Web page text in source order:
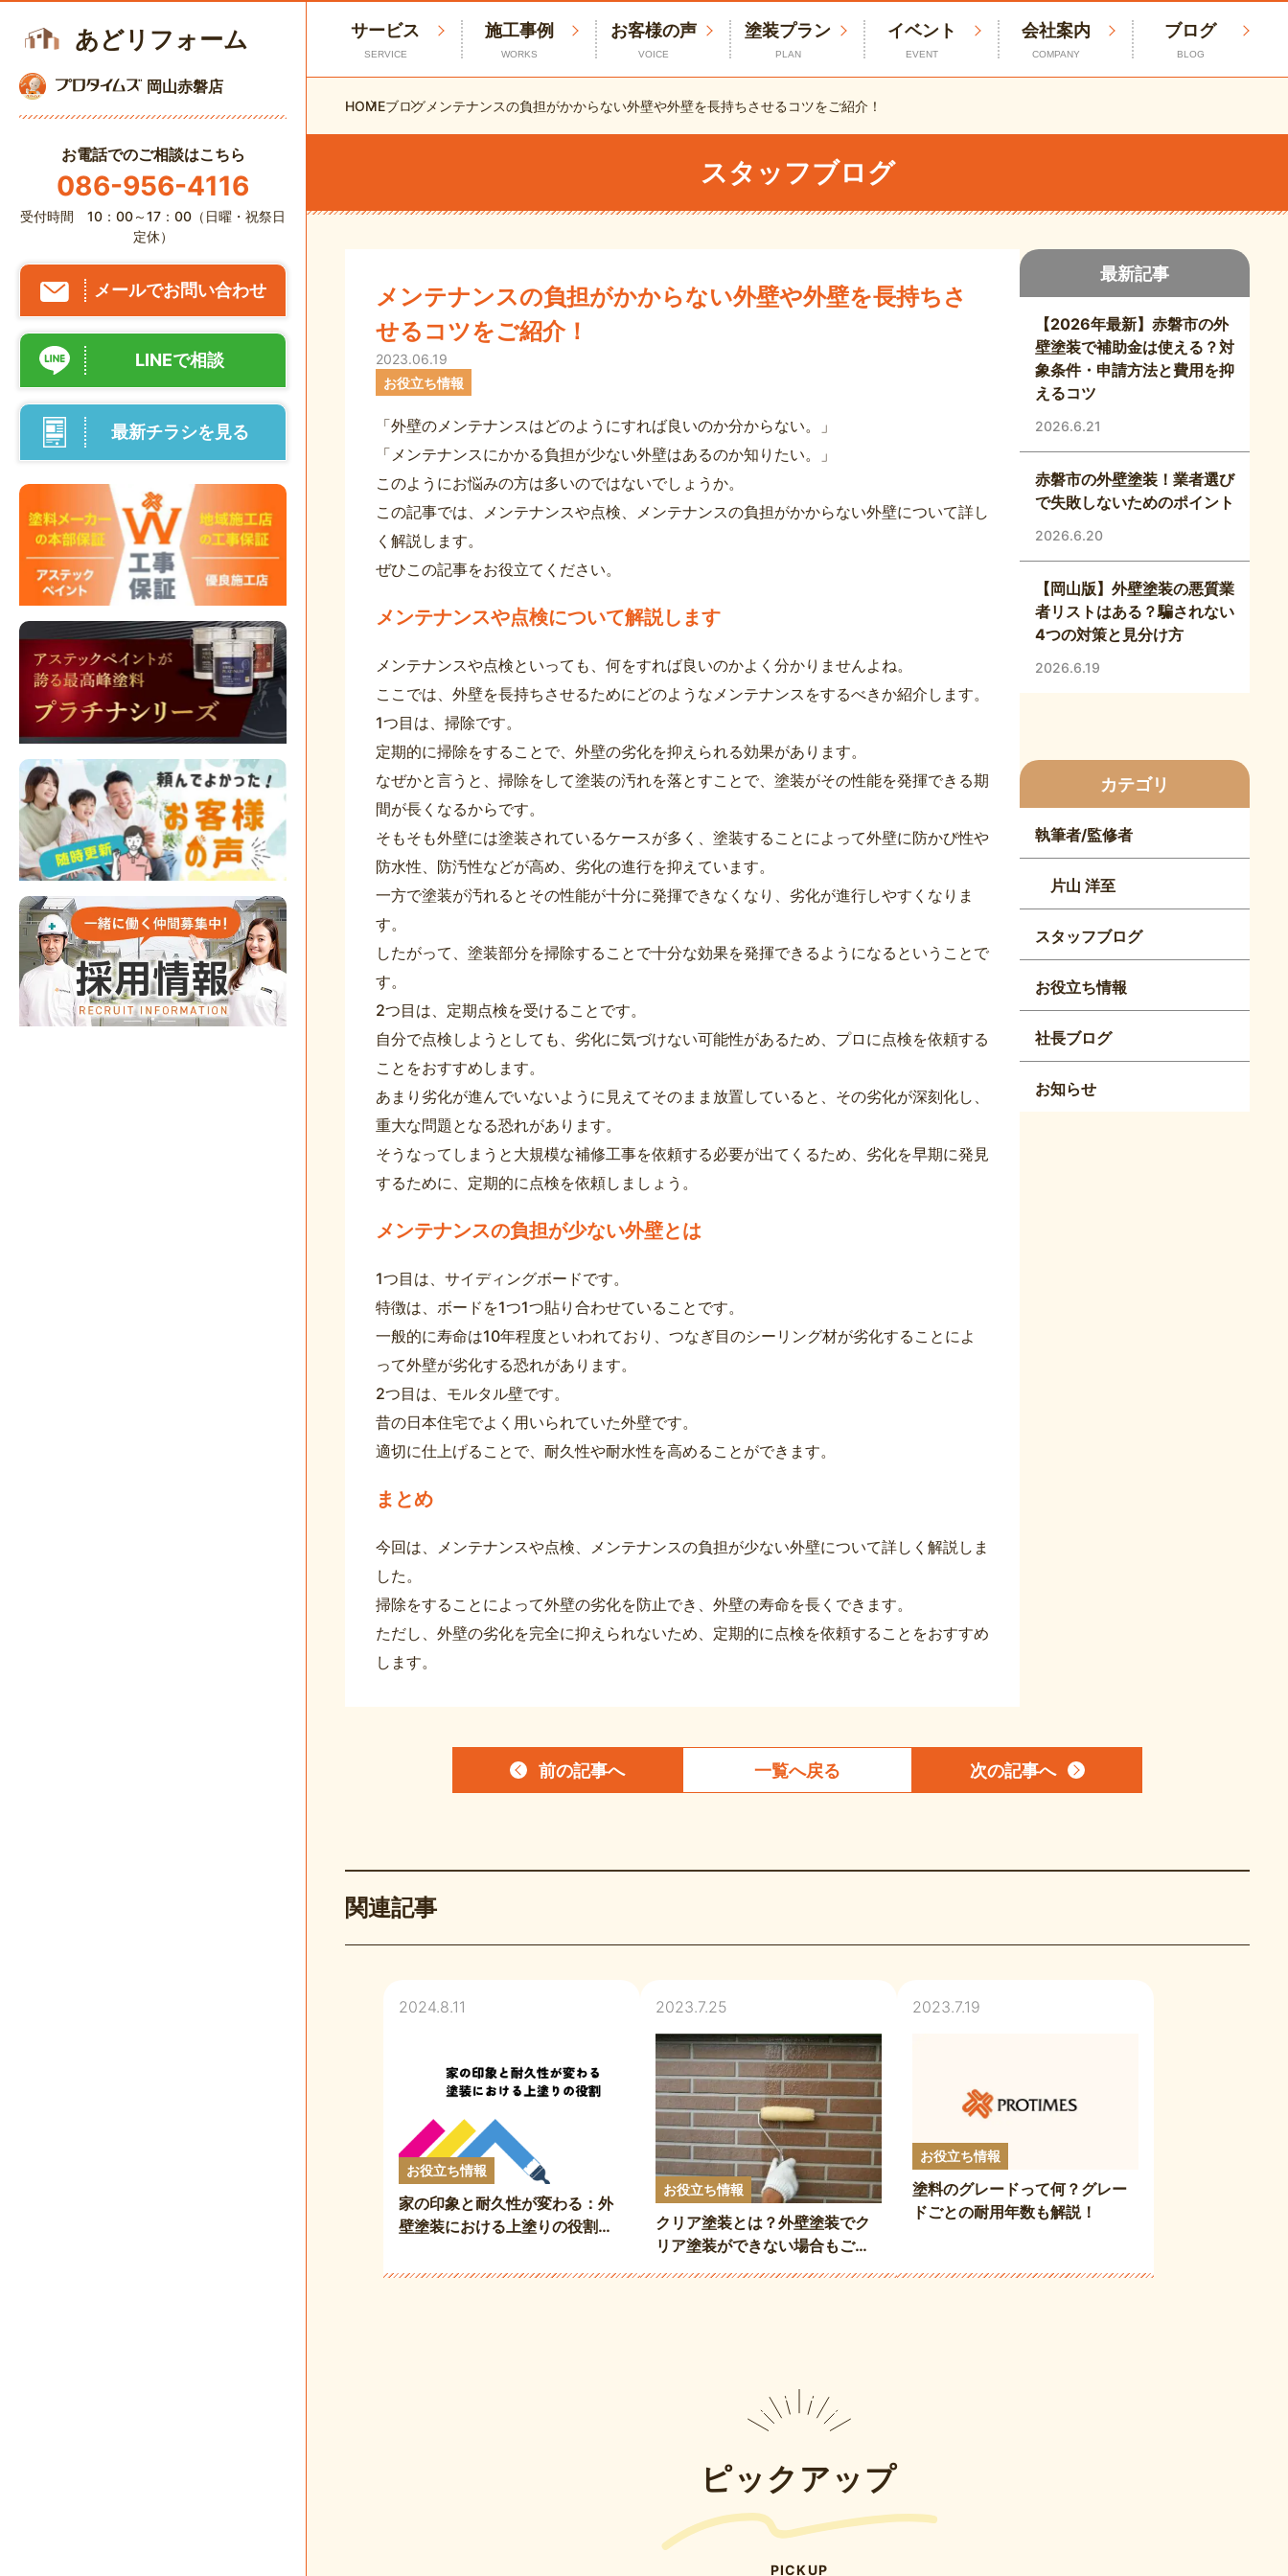
あどリフォーム
岡山赤磐店
お電話でのご相談はこちら
086-956-4116
受付時間 10：00～17：00（日曜・祝祭日
定休）
メールでお問い合わせ
LINEで相談
最新チラシを見る
サービス
SERVICE
施工事例
WORKS
お客様の声
VOICE
塗装プラン
PLAN
イベント
EVENT
会社案内
COMPANY
ブログ
BLOG
HOMEブログ メンテナンスの負担がかからない外壁や外壁を長持ちさせるコツをご紹介！
スタッフブログ
メンテナンスの負担がかからない外壁や外壁を長持ちさ
せるコツをご紹介！
2023.06.19
お役立ち情報
「外壁のメンテナンスはどのようにすれば良いのか分からない。」
「メンテナンスにかかる負担が少ない外壁はあるのか知りたい。」
このようにお悩みの方は多いのではないでしょうか。
この記事では、メンテナンスや点検、メンテナンスの負担がかからない外壁について詳し
く解説します。
ぜひこの記事をお役立てください。
メンテナンスや点検について解説します
メンテナンスや点検といっても、何をすれば良いのかよく分かりませんよね。
ここでは、外壁を長持ちさせるためにどのようなメンテナンスをするべきか紹介します。
1つ目は、掃除です。
定期的に掃除をすることで、外壁の劣化を抑えられる効果があります。
なぜかと言うと、掃除をして塗装の汚れを落とすことで、塗装がその性能を発揮できる期
間が長くなるからです。
そもそも外壁には塗装されているケースが多く、塗装することによって外壁に防かび性や
防水性、防汚性などが高め、劣化の進行を抑えています。
一方で塗装が汚れるとその性能が十分に発揮できなくなり、劣化が進行しやすくなりま
す。
したがって、塗装部分を掃除することで十分な効果を発揮できるようになるということで
す。
2つ目は、定期点検を受けることです。
自分で点検しようとしても、劣化に気づけない可能性があるため、プロに点検を依頼する
ことをおすすめします。
あまり劣化が進んでいないように見えてそのまま放置していると、その劣化が深刻化し、
重大な問題となる恐れがあります。
そうなってしまうと大規模な補修工事を依頼する必要が出てくるため、劣化を早期に発見
するために、定期的に点検を依頼しましょう。
メンテナンスの負担が少ない外壁とは
1つ目は、サイディングボードです。
特徴は、ボードを1つ1つ貼り合わせていることです。
一般的に寿命は10年程度といわれており、つなぎ目のシーリング材が劣化することによ
って外壁が劣化する恐れがあります。
2つ目は、モルタル壁です。
昔の日本住宅でよく用いられていた外壁です。
適切に仕上げることで、耐久性や耐水性を高めることができます。
まとめ
今回は、メンテナンスや点検、メンテナンスの負担が少ない外壁について詳しく解説しま
した。
掃除をすることによって外壁の劣化を防止でき、外壁の寿命を長くできます。
ただし、外壁の劣化を完全に抑えられないため、定期的に点検を依頼することをおすすめ
します。
最新記事
【2026年最新】赤磐市の外
壁塗装で補助金は使える？対
象条件・申請方法と費用を抑
えるコツ
2026.6.21
赤磐市の外壁塗装！業者選び
で失敗しないためのポイント
2026.6.20
【岡山版】外壁塗装の悪質業
者リストはある？騙されない
4つの対策と見分け方
2026.6.19
カテゴリ
執筆者/監修者
片山 洋至
スタッフブログ
お役立ち情報
社長ブログ
お知らせ
前の記事へ 一覧へ戻る 次の記事へ
関連記事
2024.8.11
お役立ち情報
家の印象と耐久性が変わる：外
壁塗装における上塗りの役割を
2023.7.25
お役立ち情報
クリア塗装とは？外壁塗装でク
リア塗装ができない場合もご紹
2023.7.19
お役立ち情報
塗料のグレードって何？グレー
ドごとの耐用年数も解説！
ピックアップ
PICKUP